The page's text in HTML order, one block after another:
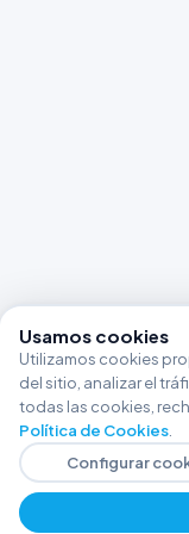
$ 15841,65
Usamos cookies
Utilizamos cookies
del sitio, analizar el
todas las cookies,
Política de Cookies
Configurar